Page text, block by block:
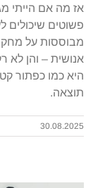
אז מה אם הייתי
פשוטים שיכולים
מבוססות על
אנושית – והן לא
היא כמו כפתור
תוצאה.
30.08.2025